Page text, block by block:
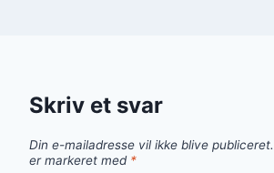
Skriv et svar
Din e-mailadresse vil ikke blive publiceret.
er markeret med *